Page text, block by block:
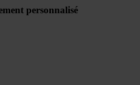
personnalisé